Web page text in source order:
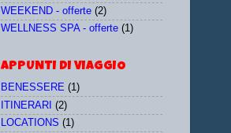
WEEKEND - offerte (2)
WELLNESS SPA - offerte (1)
APPUNTI DI VIAGGIO
BENESSERE (1)
ITINERARI (2)
LOCATIONS (1)